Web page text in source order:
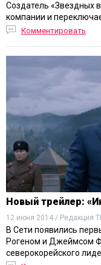
Создатель «Звездных
компании и
Комментировать
Новый трейлер:
12 июня 2014 / Редакция
В Сети появились
Рогеном и Джеймсом
северокорейского